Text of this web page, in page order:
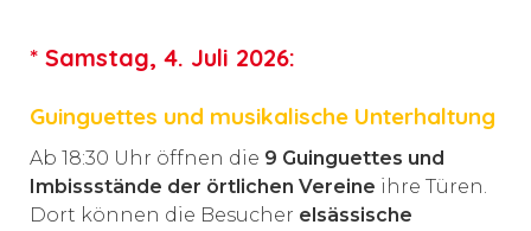
* Samstag, 4. Juli 2026:
Guinguettes und musikalische Unterhaltung
Ab 18:30 Uhr öffnen die 9 Guinguettes und
Imbissstände der örtlichen Vereine ihre Türen.
Dort können die Besucher elsässische